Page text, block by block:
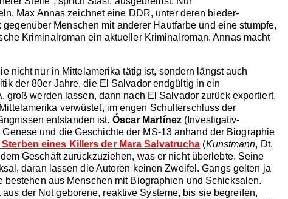
Max Annas zeichnet eine DDR, unter deren bieder-
Menschen mit anderer Hautfarbe und eine stumpfe,
Kriminalroman ein aktueller Kriminalroman. Annas macht
nicht nur in Mittelamerika tätig ist, sondern längst auch
der 80er Jahre, die El Salvador endgültig in ein
werden lassen, dann nach El Salvador zurück exportiert,
verwüstet, im engen Schulterschluss der
entstanden ist. Óscar Martínez (Investigativ-
und die Geschichte der MS-13 anhand der Biographie
eines Killers der Mara Salvatrucha (Kunstmann, Dt.
Geschäft zurückzuziehen, was er nicht überlebte. Seine
daran lassen die Autoren keinen Zweifel. Gangs gelten ja
aus Menschen mit Biographien und Schicksalen.
der Not geborene, reaktive Systeme, bis sie begreifen,